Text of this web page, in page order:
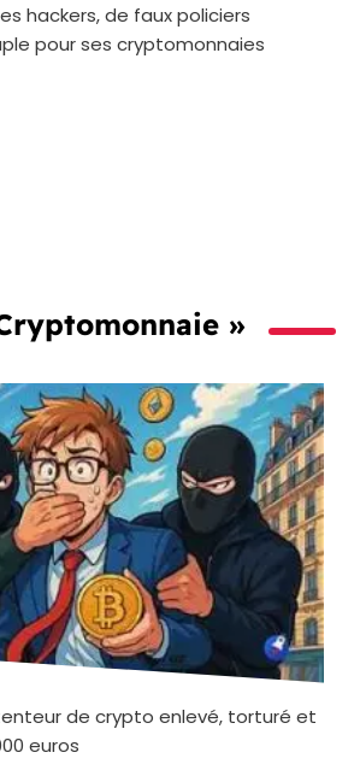
hackers, de faux policiers
pour ses cryptomonnaies
»
de crypto enlevé, torturé et
euros